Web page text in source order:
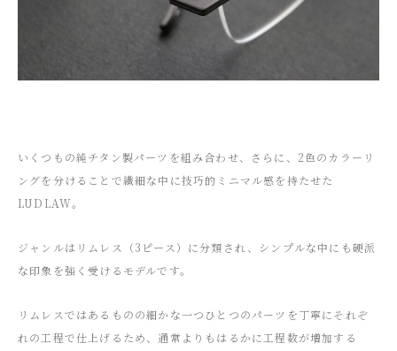
いくつもの純チタン製パーツを組み合わせ、さらに、2色のカラーリ
ングを分けることで繊細な中に技巧的ミニマル感を持たせた
LUDLAW。
ジャンルはリムレス（3ピース）に分類され、シンプルな中にも硬派
な印象を強く受けるモデルです。
リムレスではあるものの細かな一つひとつのパーツを丁寧にそれぞ
れの工程で仕上げるため、通常よりもはるかに工程数が増加する